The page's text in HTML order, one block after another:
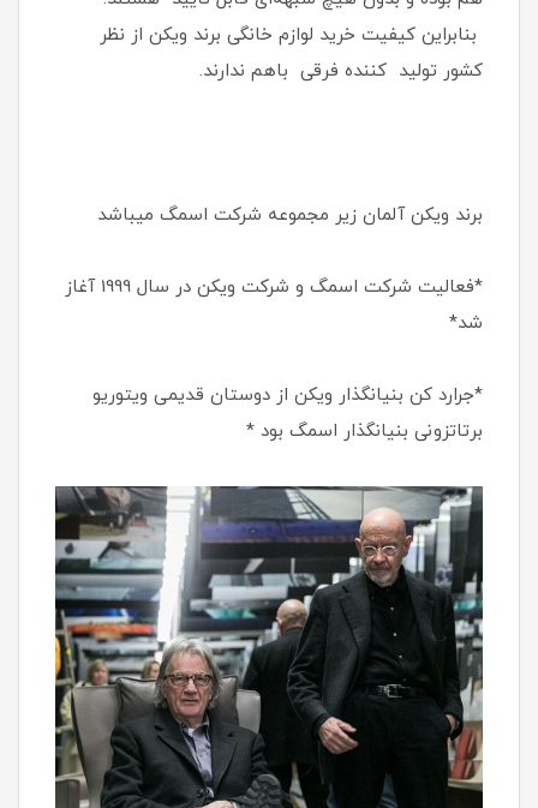
بنابراین کیفیت خرید لوازم خانگی برند ویکن از نظر
کشور تولید کننده فرقی باهم ندارند.
برند ویکن آلمان زیر مجموعه شرکت اسمگ میباشد
*فعالیت شرکت اسمگ و شرکت ویکن در سال 1999 آغاز
شد*
*جرارد کن بنیانگذار ویکن از دوستان قدیمی ویتوریو
برتاتزونی بنیانگذار اسمگ بود *